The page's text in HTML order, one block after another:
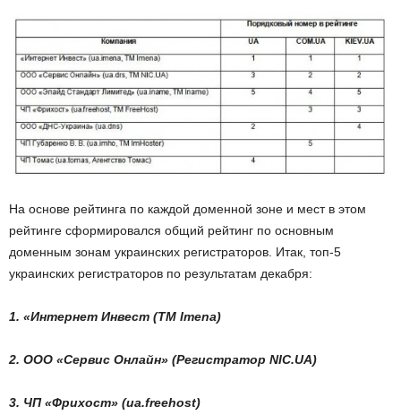
На основе рейтинга по каждой доменной зоне и мест в этом
рейтинге сформировался общий рейтинг по основным
доменным зонам украинских регистраторов. Итак, топ-5
украинских регистраторов по результатам декабря:
1. «Интернет Инвест (ТМ Imena)
2. ООО «Сервис Онлайн» (Регистратор NIC.UA)
3. ЧП «Фрихост» (ua.freehost)